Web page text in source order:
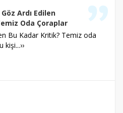
Ardı Edilen
Oda Çoraplar
Bu Kadar Kritik? Temiz oda